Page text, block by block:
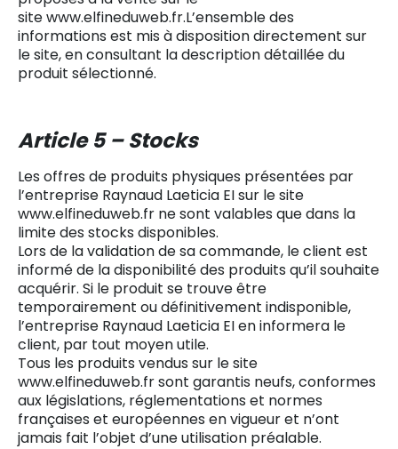
site www.elfineduweb.fr.L’ensemble des
informations est mis à disposition directement sur
le site, en consultant la description détaillée du
produit sélectionné.
Article 5 – Stocks
Les offres de produits physiques présentées par
l’entreprise Raynaud Laeticia EI sur le site
www.elfineduweb.fr ne sont valables que dans la
limite des stocks disponibles.
Lors de la validation de sa commande, le client est
informé de la disponibilité des produits qu’il souhaite
acquérir. Si le produit se trouve être
temporairement ou définitivement indisponible,
l’entreprise Raynaud Laeticia EI en informera le
client, par tout moyen utile.
Tous les produits vendus sur le site
www.elfineduweb.fr sont garantis neufs, conformes
aux législations, réglementations et normes
françaises et européennes en vigueur et n’ont
jamais fait l’objet d’une utilisation préalable.